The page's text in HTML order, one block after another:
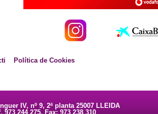
Política de Cookies
IV, nº 9, 2ª planta 25007 LLEIDA
973 244 275. Fax: 973 238 310